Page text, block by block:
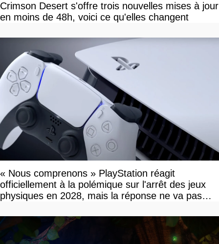
Crimson Desert s'offre trois nouvelles mises à jour
en moins de 48h, voici ce qu'elles changent
« Nous comprenons » PlayStation réagit
officiellement à la polémique sur l'arrêt des jeux
physiques en 2028, mais la réponse ne va pas